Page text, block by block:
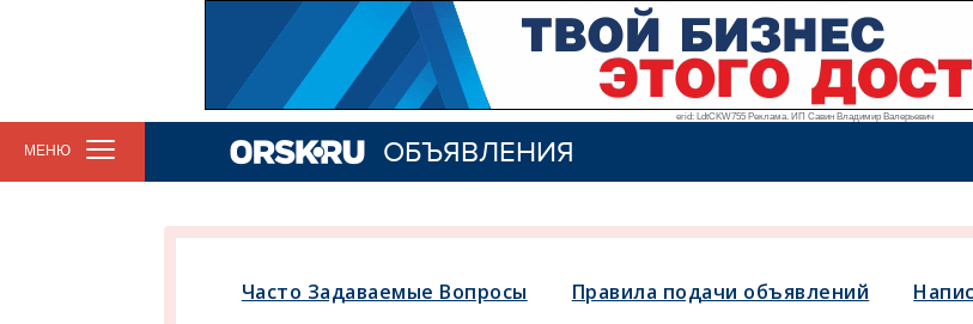
erid: LdtCKW755 Реклама. ИП Савин Владимир Валерьевич
МЕНЮ ОБЪЯВЛЕНИЯ
Часто Задаваемые Вопросы Правила подачи объявлений